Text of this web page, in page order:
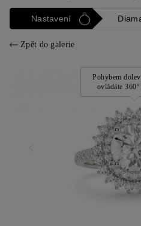
Nastavení
Zpět do galerie
Pohybem
ovládáte